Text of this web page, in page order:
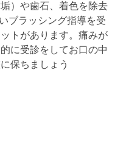
）や歯石、着色を除去
ブラッシング指導を受
トがあります。痛みが
に受診をしてお口の中
保ちましょう